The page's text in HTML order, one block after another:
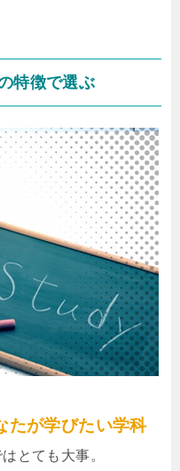
特徴で選ぶ
たが学びたい学科
とても大事。